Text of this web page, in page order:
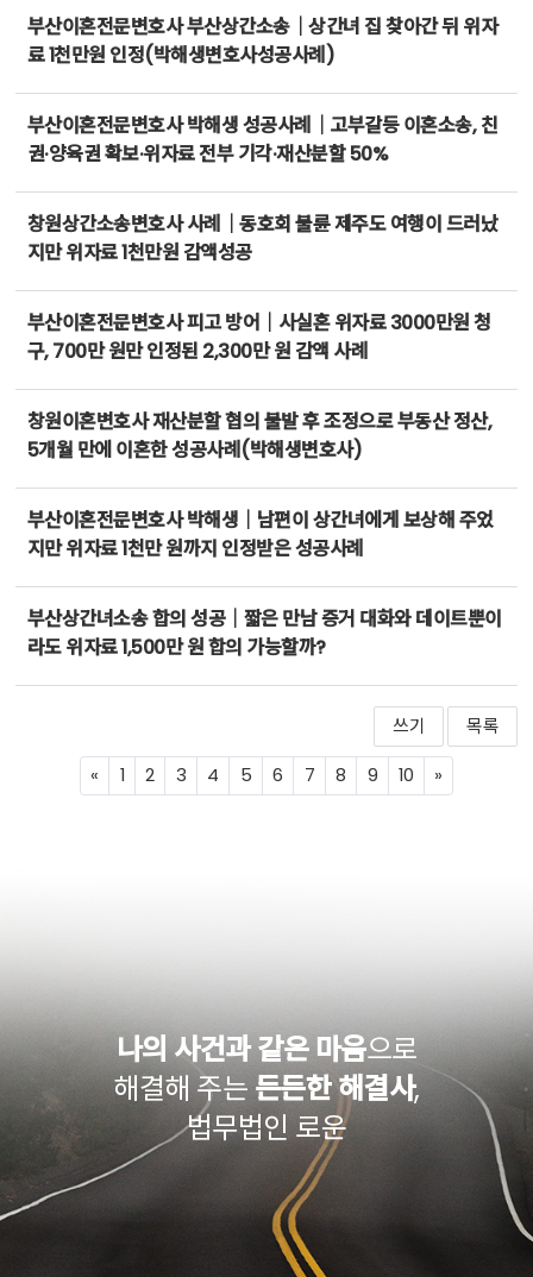
부산이혼전문변호사 부산상간소송｜상간녀 집 찾아간 뒤 위자
료 1천만원 인정(박해생변호사성공사례)
부산이혼전문변호사 박해생 성공사례｜고부갈등 이혼소송, 친
권·양육권 확보·위자료 전부 기각·재산분할 50%
창원상간소송변호사 사례｜동호회 불륜 제주도 여행이 드러났
지만 위자료 1천만원 감액성공
부산이혼전문변호사 피고 방어｜사실혼 위자료 3000만원 청
구, 700만 원만 인정된 2,300만 원 감액 사례
창원이혼변호사 재산분할 협의 불발 후 조정으로 부동산 정산,
5개월 만에 이혼한 성공사례(박해생변호사)
부산이혼전문변호사 박해생｜남편이 상간녀에게 보상해 주었
지만 위자료 1천만 원까지 인정받은 성공사례
부산상간녀소송 합의 성공｜짧은 만남 증거 대화와 데이트뿐이
라도 위자료 1,500만 원 합의 가능할까?
쓰기
목록
«Previous
1 2 3 4 5 6 7 8 9 10 »Next
나의 사건과 같은 마음으로
해결해 주는든든한 해결사,
법무법인 로운